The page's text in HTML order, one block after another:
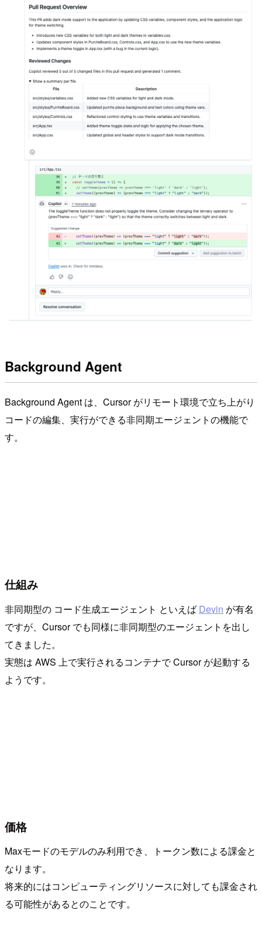
Background Agent
Background Agent は、Cursor がリモート環境で立ち上がり
コードの編集、実行ができる非同期エージェントの機能で
す。
仕組み
非同期型の コード生成エージェント といえば Devin が有名
ですが、Cursor でも同様に非同期型のエージェントを出し
てきました。
実態は AWS 上で実行されるコンテナで Cursor が起動する
ようです。
価格
Maxモードのモデルのみ利用でき、トークン数による課金と
なります。
将来的にはコンピューティングリソースに対しても課金され
る可能性があるとのことです。